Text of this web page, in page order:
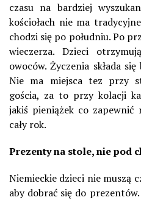
czasu na bardziej
kościołach nie ma
chodzi się po południu. Po
wieczerza. Dzieci
owoców. Życzenia składa
Nie ma miejsca tez przy
gościa, za to przy kolacji
jakiś pieniążek co
cały rok.
Prezenty na stole, nie pod
Niemieckie dzieci nie muszą
aby dobrać się do